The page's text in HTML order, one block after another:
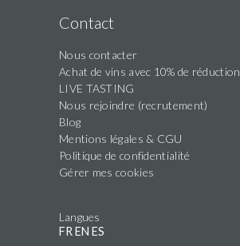
Contact
Nous contacter
Achat de vins avec 10% de réduction
LIVE TASTING
Nous rejoindre (recrutement)
Blog
Mentions légales & CGU
Politique de confidentialité
Gérer mes cookies
Langues
FR EN ES